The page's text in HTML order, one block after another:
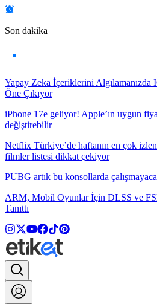
Son dakika
Yapay Zeka İçeriklerini
Öne Çıkıyor
iPhone 17e geliyor! Apple’ın uygun
değiştirebilir
Netflix Türkiye’de haftanın en çok
filmler listesi dikkat çekiyor
PUBG artık bu konsollarda
ARM, Mobil Oyunlar İçin DLSS ve
Tanıttı